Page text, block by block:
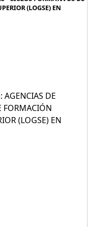
(LOGSE) EN
DE
FORMACIÓN
(LOGSE) EN